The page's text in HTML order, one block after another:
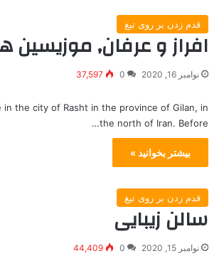
قدم زدن بر روی تیغ
افراز و عرفان, موزیسین
نوامبر 16, 2020 0
37,597
in the city of Rasht in the province of Gilan, in
the north of Iran. Before…
بیشتر بخوانید »
قدم زدن بر روی تیغ
سالن زیبایی
نوامبر 15, 2020 0
44,409